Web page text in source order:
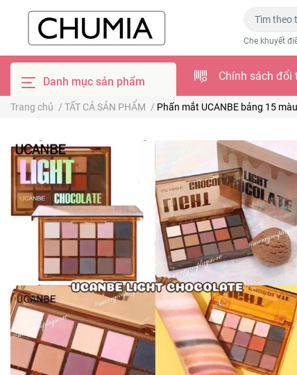
Che khuyết
Danh mục sản phẩm Chính sách đổi
Trang chủ / TẤT CẢ SẢN PHẨM / Phấn mắt UCANBE bảng 15